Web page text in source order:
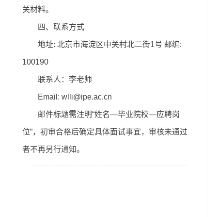
关材料。
四、联系方式
地址: 北京市海淀区中关村北二街1号 邮编:
100190
联系人：李老师
Email: wlli@ipe.ac.cn
邮件标题需注明“姓名—毕业院校—应聘岗
位”，初审合格后确定具体面试事宜，审核未通过
者不再另行通知。